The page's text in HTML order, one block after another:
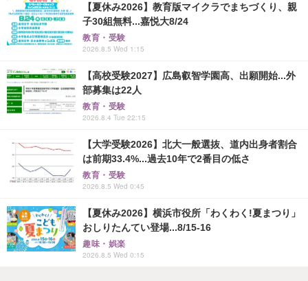
【夏休み2026】教育版マイクラでまちづくり、親
子30組無料...嘉悦大8/24
教育・受験
2026.8.5 Wed 1:15
【高校受験2027】広島叡智学園高、出願開始...外
部募集は22人
教育・受験
2026.8.4 Tue 22:15
【大学受験2026】北大一般選抜、道内出身者割合
は前期33.4%...過去10年で2番目の低さ
教育・受験
2026.8.5 Wed 0:45
【夏休み2026】横浜市役所「わくわく!夏まつり」
おしりたんてい登場...8/15-16
趣味・娯楽
2026.8.5 Wed 0:15